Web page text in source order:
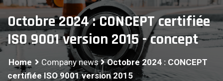
Octobre 2024 : CONCEPT certifiée
ISO 9001 version 2015 - concept
Home Company news
Octobre 2024 : CONCEPT
certifiée ISO 9001 version 2015